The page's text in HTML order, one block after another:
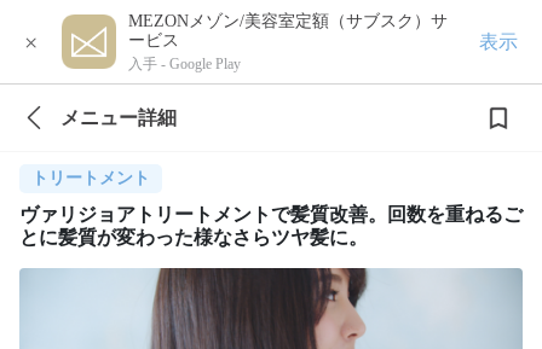
×
MEZONメゾン/美容室定額（サブスク）サ
ービス
入手 - Google Play
表示
メニュー詳細
トリートメント
ヴァリジョアトリートメントで髪質改善。回数を重ねるご
とに髪質が変わった様なさらツヤ髪に。